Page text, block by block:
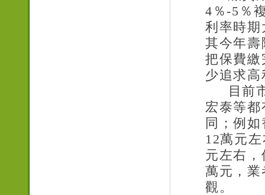
4 ％-5 ％
利率時
其今年
把保費
少追求
目前
宏泰等
同；例如
12萬元
元左右
萬元，
觀。